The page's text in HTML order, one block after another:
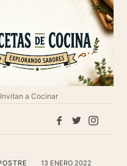
a Cocinar
13 ENERO 2022